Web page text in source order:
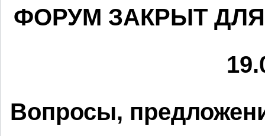
ФОРУМ ЗАКРЫТ
Вопросы,